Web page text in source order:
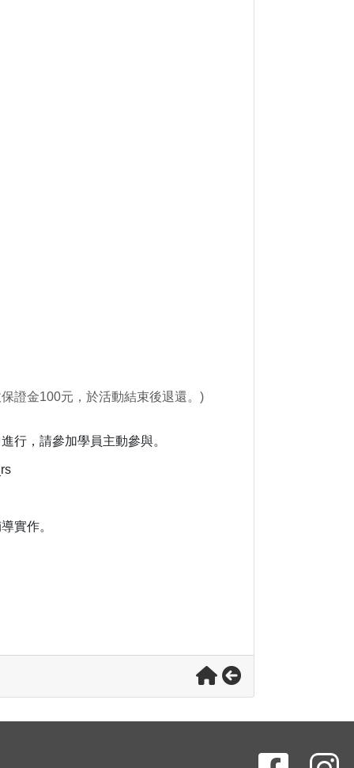
證金100元，於活動結束後退還。)
行，請參加學員主動參與。
實作。